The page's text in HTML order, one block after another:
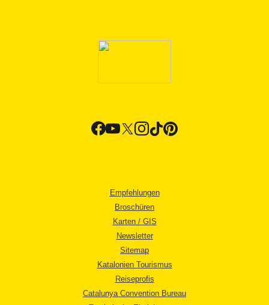
Empfehlungen
Broschüren
Karten / GIS
Newsletter
Sitemap
Katalonien Tourismus
Reiseprofis
Catalunya Convention Bureau